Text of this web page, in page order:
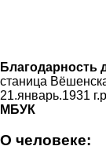
Благодарность
станица
21.январь.1931
МБУК
О человеке: